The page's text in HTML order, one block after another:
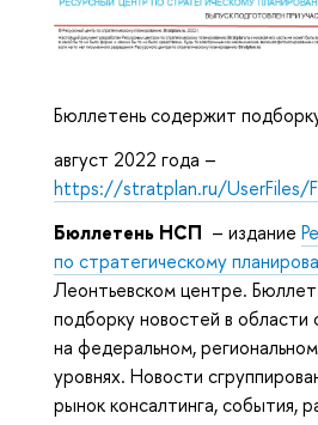
Бюллетень содержит
август 2022 года –
https://stratplan.ru/UserFiles/
Бюллетень НСП – издание
по стратегическому
Леонтьевском центре.
подборку новостей в области
на федеральном,
уровнях. Новости
рынок консалтинга, события,